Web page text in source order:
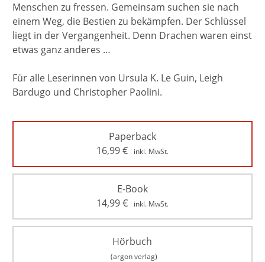
Menschen zu fressen. Gemeinsam suchen sie nach
einem Weg, die Bestien zu bekämpfen. Der Schlüssel
liegt in der Vergangenheit. Denn Drachen waren einst
etwas ganz anderes …
Für alle Leserinnen von Ursula K. Le Guin, Leigh
Bardugo und Christopher Paolini.
Paperback
16,99€ inkl. MwSt.
E-Book
14,99€ inkl. MwSt.
Hörbuch
(argon verlag)